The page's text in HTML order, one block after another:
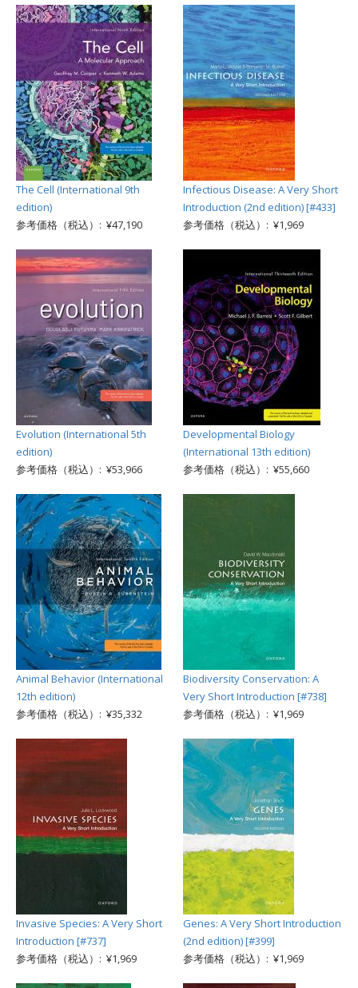
The Cell (International 9th
edition)
参考価格（税込）: ¥47,190
Infectious Disease: A Very Short
Introduction (2nd edition) [#433]
参考価格（税込）: ¥1,969
Evolution (International 5th
edition)
参考価格（税込）: ¥53,966
Developmental Biology
(International 13th edition)
参考価格（税込）: ¥55,660
Animal Behavior (International
12th edition)
参考価格（税込）: ¥35,332
Biodiversity Conservation: A
Very Short Introduction [#738]
参考価格（税込）: ¥1,969
Invasive Species: A Very Short
Introduction [#737]
参考価格（税込）: ¥1,969
Genes: A Very Short Introduction
(2nd edition) [#399]
参考価格（税込）: ¥1,969